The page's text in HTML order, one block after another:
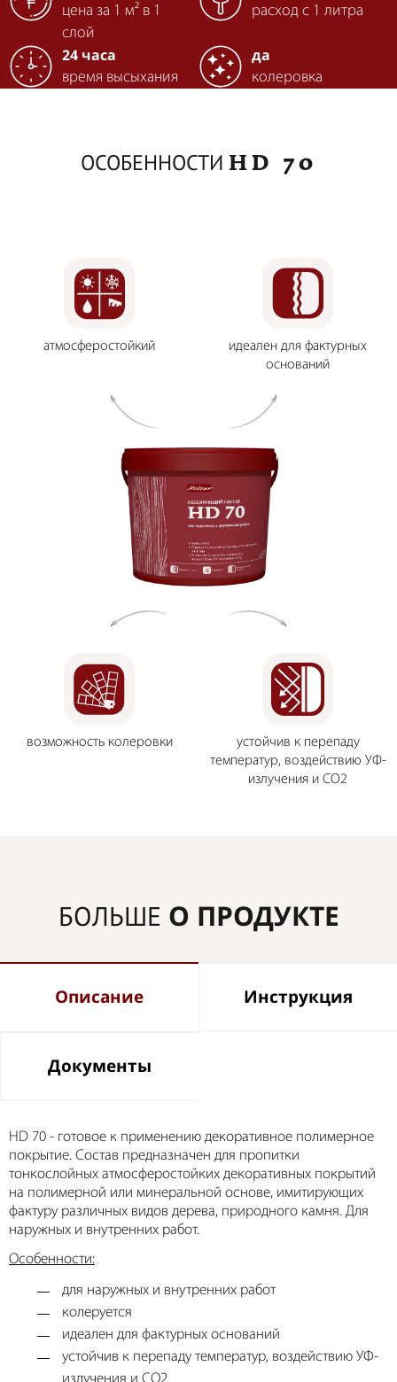
цена за 1 м² в 1
слой
расход с 1 литра
24 часа
время высыхания
да
колеровка
ОСОБЕННОСТИ HD 70
атмосферостойкий
возможность колеровки
идеален для фактурных
оснований
устойчив к перепаду
температур, воздействию УФ-
излучения и CO2
БОЛЬШЕ О ПРОДУКТЕ
Описание Инструкция
Документы
HD 70 - готовое к применению декоративное полимерное
покрытие. Состав предназначен для пропитки
тонкослойных атмосферостойких декоративных покрытий
на полимерной или минеральной основе, имитирующих
фактуру различных видов дерева, природного камня. Для
наружных и внутренних работ.
Особенности:
для наружных и внутренних работ
колеруется
идеален для фактурных оснований
устойчив к перепаду температур, воздействию УФ-
излучения и CO2